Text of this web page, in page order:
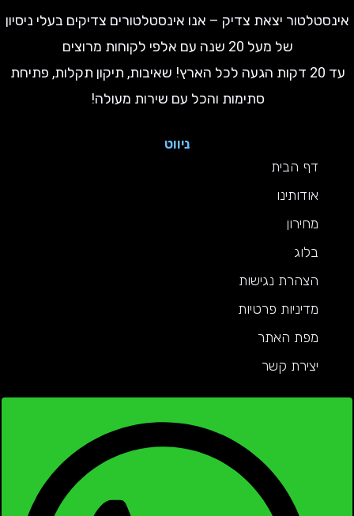
יצאת צדיק – אנו אינסטלטורים צדיקים בעלי ניסיון
של מעל 20 שנה עם אלפי לקוחות מרוצים
עד 20 דקות הגעה לכל הארץ! שאיבות, תיקון תקלות, פתיחת
סתימות והכל עם שירות מעולה!
דף הבית
אודותינו
מחירון
הצהרת נגישות
מדיניות פרטיות
מפת האתר
יצירת קשר